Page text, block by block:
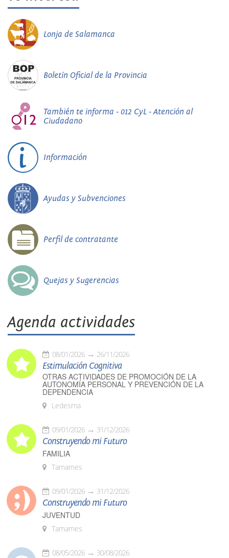
Lonja de Salamanca
Boletín Oficial de la Provincia
También te informa - 012 CyL - Atención al
Ciudadano
Información
Ayudas y Subvenciones
Perfil de contratante
Quejas y Sugerencias
Agenda actividades
08/01/2026 26/11/2026
Estimulación Cognitiva
OTRAS ACTIVIDADES DE PROMOCIÓN DE LA
AUTONOMÍA PERSONAL Y PREVENCIÓN DE LA
DEPENDENCIA
Ledesma
09/01/2026 31/12/2026
Construyendo mi Futuro
FAMILIA
Tamames
09/01/2026 31/12/2026
Construyendo mi Futuro
JUVENTUD
Tamames
08/05/2026 30/08/2026